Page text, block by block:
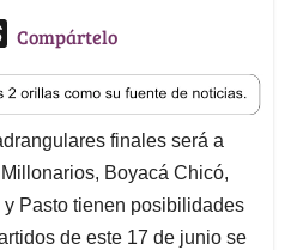
T
r
e
a
d
s
Compártelo
finales será a
Boyacá Chicó,
Pasto tienen posibilidades
de este 17 de junio se